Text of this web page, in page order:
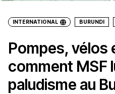
INTERNATIONAL BURUNDI
Pompes, vélos
comment MSF
paludisme au